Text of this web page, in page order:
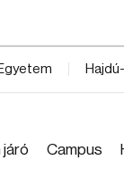
járó Campus